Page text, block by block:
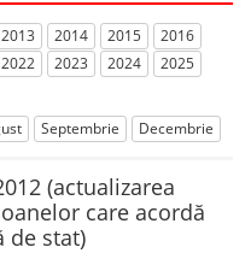
2013 2014 2015
2016
2022 2023 2024
2025
Septembrie Decembrie
(actualizarea
care acordă
de stat)